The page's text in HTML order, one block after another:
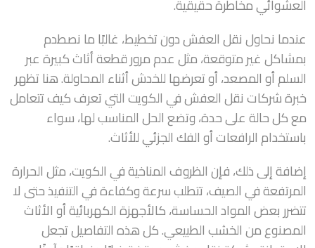
العشوائي مخاطرة حقيقية.
عندما نحاول نقل العفش دون تخطيط، غالبًا ما نصطدم
بمشاكل غير متوقعة، مثل عدم مرور قطعة أثاث كبيرة عبر
السلم أو المصعد، أو تعرضها للخدش أثناء المحاولة. هنا تظهر
خبرة شركات نقل العفش في الكويت التي تعرف كيف تتعامل
مع كل حالة على حدة، وتضع الحل المناسب لها، سواء
باستخدام الرافعات أو الفك الجزئي للأثاث.
إضافة إلى ذلك، فإن الظروف المناخية في الكويت، مثل الحرارة
المرتفعة في الصيف، تتطلب سرعة وكفاءة في التنفيذ حتى لا
تتضرر بعض المواد الحساسة، كالأجهزة الكهربائية أو الأثاث
المصنوع من الخشب الطبيعي. كل هذه التفاصيل تجعل